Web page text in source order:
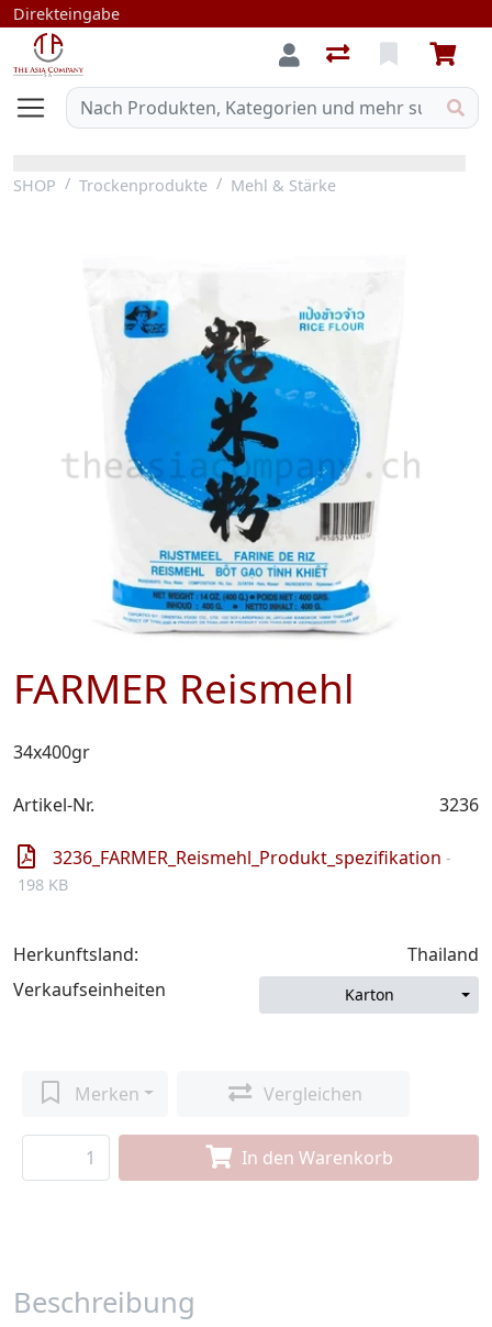
Direkteingabe
SHOP Trockenprodukte Mehl & Stärke
FARMER Reismehl
34x400gr
Artikel-Nr. 3236
3236_FARMER_Reismehl_Produkt_spezifikation -
198 KB
Herkunftsland:
Thailand
Verkaufseinheiten
Karton
Merken Vergleichen
In den Warenkorb
Beschreibung